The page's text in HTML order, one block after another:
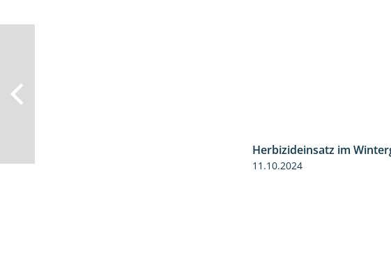
Herbizideinsatz im
11.10.2024